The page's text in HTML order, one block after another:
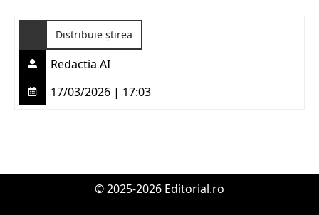
Distribuie știrea
Redactia AI
17/03/2026 | 17:03
© 2025-2026 Editorial.ro